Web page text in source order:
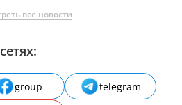
все новости
group
telegram